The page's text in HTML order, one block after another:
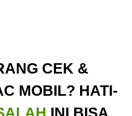
CEK &
MOBIL? HATI-
INI BISA